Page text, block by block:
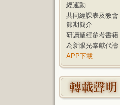
經運動
共同經課表及教會
節期簡介
研讀聖經參考書籍
為新眼光奉獻代禱
APP下載